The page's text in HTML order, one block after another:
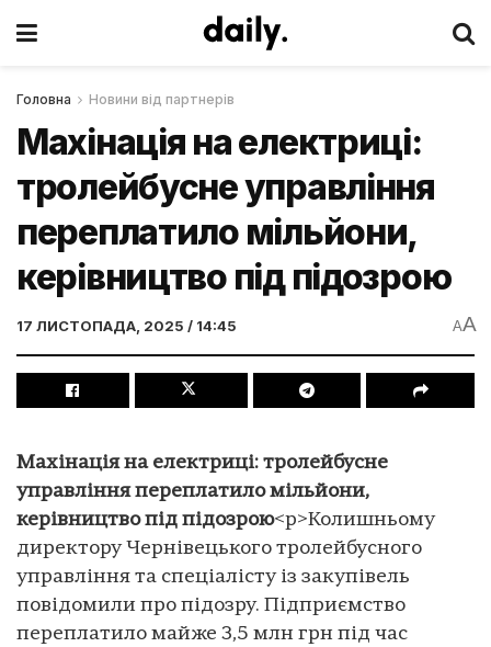
Головна Новини від партнерів
Махінація на електриці:
тролейбусне управління
переплатило мільйони,
керівництво під підозрою
17 ЛИСТОПАДА, 2025 / 14:45 AA
Махінація на електриці: тролейбусне
управління переплатило мільйони,
керівництво під підозрою<p>Колишньому
директору Чернівецького тролейбусного
управління та спеціалісту із закупівель
повідомили про підозру. Підприємство
переплатило майже 3,5 млн грн під час